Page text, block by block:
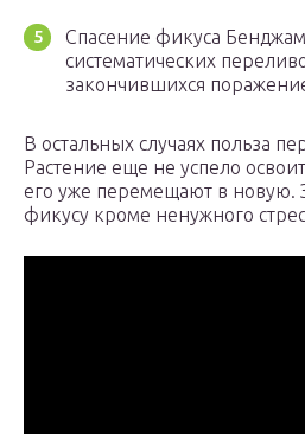
Спасение фикуса
систематических
закончившихся
В остальных случаях польза
Растение еще не успело
его уже перемещают в новую.
фикусу кроме ненужного